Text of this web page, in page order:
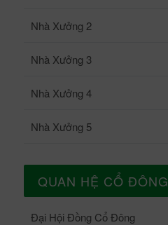
Nhà Xưởng 2
Nhà Xưởng 3
Nhà Xưởng 4
Nhà Xưởng 5
QUAN HỆ CỔ ĐÔNG
Đại Hội Đồng Cổ Đông